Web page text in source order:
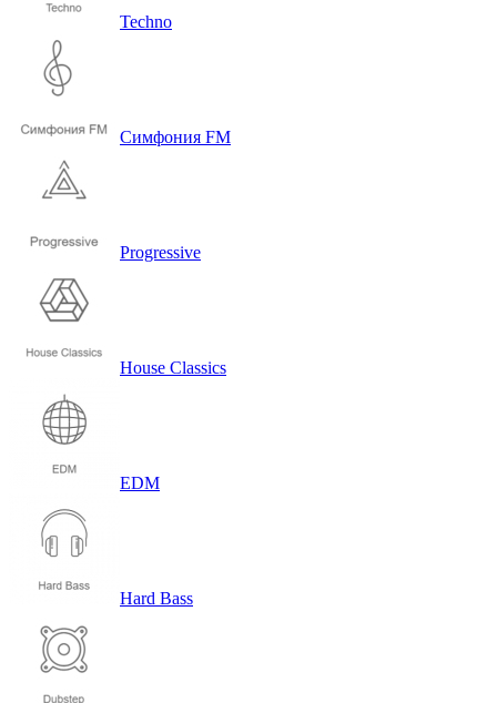
Techno
Симфония FM
Progressive
House Classics
EDM
Hard Bass